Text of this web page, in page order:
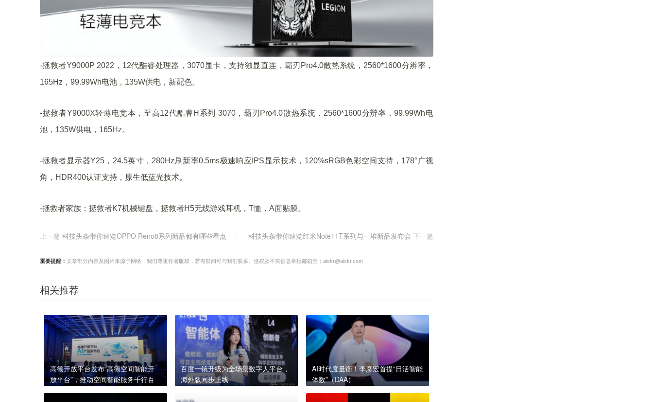
-拯救者Y9000P 2022，12代酷睿处理器，3070显卡，支持独显直连，霸刃Pro4.0散热系统，2560*1600分辨率，
165Hz，99.99Wh电池，135W供电，新配色。
-拯救者Y9000X轻薄电竞本，至高12代酷睿H系列 3070，霸刃Pro4.0散热系统，2560*1600分辨率，99.99Wh电
池，135W供电，165Hz。
-拯救者显示器Y25，24.5英寸，280Hz刷新率0.5ms极速响应IPS显示技术，120%sRGB色彩空间支持，178°广视
角，HDR400认证支持，原生低蓝光技术。
-拯救者家族：拯救者K7机械键盘，拯救者H5无线游戏耳机，T恤，A面贴膜。
上一篇 科技头条带你速览OPPO Reno8系列新品都有哪些看点 科技头条带你速览红米Note11T系列与一堆新品发布会 下一篇
重要提醒： 文章部分内容及图片来源于网络，我们尊重作者版权，若有疑问可与我们联系。侵权及不实信息举报邮箱至：aiskr@aiskr.com
相关推荐
高德开放平台发布“高德空间智能开
放平台”，推动空间智能服务千行百
百度一镜升级为全场景数字人平台，
海外版同步上线
AI时代度量衡！李彦宏首提“日活智能
体数”（DAA）